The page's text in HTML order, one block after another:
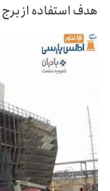
هدف استفاده از